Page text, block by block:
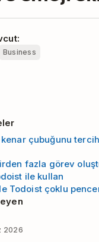
Business
çubuğunu
fazla görev
ile kullan
Todoist çoklu
2026